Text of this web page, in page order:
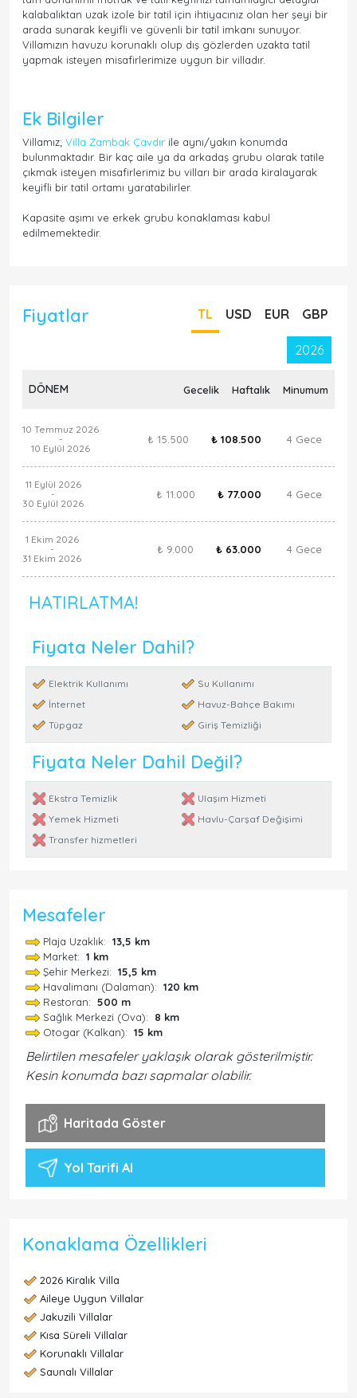
kalabalıktan uzak izole bir tatil için ihtiyacınız olan her şeyi bir
arada sunarak keyifli ve güvenli bir tatil imkanı sunuyor.
Villamızın havuzu korunaklı olup dış gözlerden uzakta tatil
yapmak isteyen misafirlerimize uygun bir villadır.
Ek Bilgiler
Villamız; Villa Zambak Çavdır ile aynı/yakın konumda
bulunmaktadır. Bir kaç aile ya da arkadaş grubu olarak tatile
çıkmak isteyen misafirlerimiz bu vilları bir arada kiralayarak
keyifli bir tatil ortamı yaratabilirler.
Kapasite aşımı ve erkek grubu konaklaması kabul
edilmemektedir.
Fiyatlar TL USD EUR GBP
2026
DÖNEM Gecelik Haftalık Minumum
10 Temmuz 2026
-
10 Eylül 2026
₺ 15.500 ₺ 108.500 4 Gece
11 Eylül 2026
-
30 Eylül 2026
₺ 11.000 ₺ 77.000 4 Gece
1 Ekim 2026
-
31 Ekim 2026
₺ 9.000 ₺ 63.000 4 Gece
HATIRLATMA!
Fiyata Neler Dahil?
Elektrik Kullanımı
Su Kullanımı
İnternet
Havuz-Bahçe Bakımı
Tüpgaz
Giriş Temizliği
Fiyata Neler Dahil Değil?
Ekstra Temizlik
Ulaşım Hizmeti
Yemek Hizmeti
Havlu-Çarşaf Değişimi
Transfer hizmetleri
Mesafeler
Plaja Uzaklık: 13,5 km
Market: 1 km
Şehir Merkezi: 15,5 km
Havalimanı (Dalaman): 120 km
Restoran: 500 m
Sağlık Merkezi (Ova): 8 km
Otogar (Kalkan): 15 km
Belirtilen mesafeler yaklaşık olarak gösterilmiştir.
Kesin konumda bazı sapmalar olabilir.
Haritada Göster
Yol Tarifi Al
Konaklama Özellikleri
2026 Kiralık Villa
Aileye Uygun Villalar
Jakuzili Villalar
Kısa Süreli Villalar
Korunaklı Villalar
Saunalı Villalar